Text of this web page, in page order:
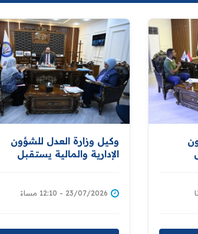
وكيل وزارة العدل للشؤون
الإدارية والمالية يستقبل
23/07/2026 - 12:10 مساءً